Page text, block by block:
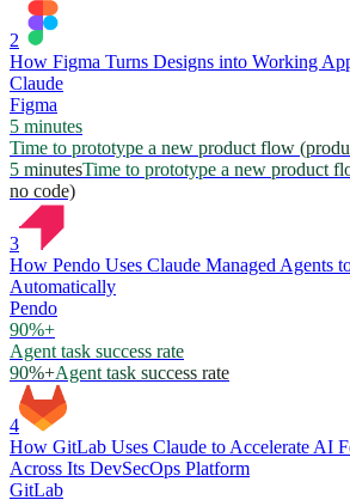
2
How Figma Turns Designs into Working
Claude
Figma
5 minutes
Time to prototype a new product flow
5 minutesTime to prototype a new product
no code)
3
How Pendo Uses Claude Managed Agents
Automatically
Pendo
90%+
Agent task success rate
90%+Agent task success rate
4
How GitLab Uses Claude to Accelerate AI
Across Its DevSecOps Platform
GitLab